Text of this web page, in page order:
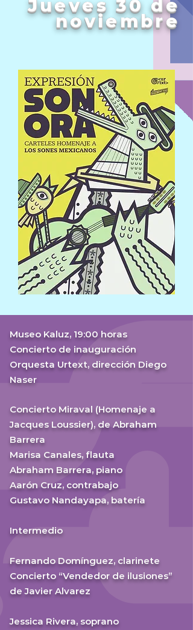
Jueves 30 de
noviembre
Museo Kaluz, 19:00 horas
Concierto de inauguración
Orquesta Urtext, dirección Diego
Naser
Concierto Miraval (Homenaje a
Jacques Loussier), de Abraham
Barrera
Marisa Canales, flauta
Abraham Barrera, piano
Aarón Cruz, contrabajo
Gustavo Nandayapa, batería
Intermedio
Fernando Domínguez, clarinete
Concierto “Vendedor de ilusiones”
de Javier Alvarez
Jessica Rivera, soprano